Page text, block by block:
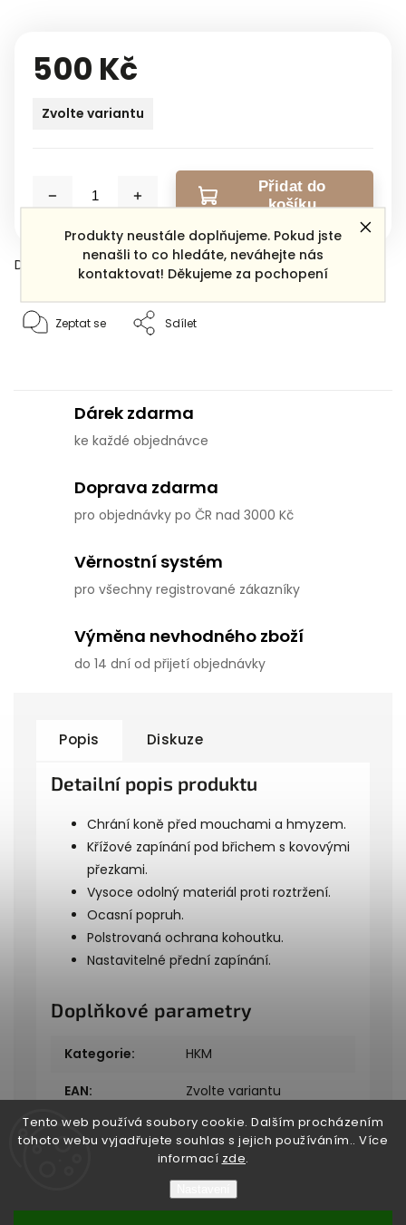
Tento web používá soubory cookie. Dalším procházením
tohoto webu vyjadřujete souhlas s jejich používáním.. Více
informací zde.
Produkty neustále doplňujeme. Pokud jste
nenašli to co hledáte, neváhejte nás
kontaktovat! Děkujeme za pochopení
500 Kč
Zvolte variantu
Přidat do
košíku
Detailní informace
Zeptat se Sdílet
Dárek zdarma
ke každé objednávce
Doprava zdarma
pro objednávky po ČR nad 3000 Kč
Věrnostní systém
pro všechny registrované zákazníky
Výměna nevhodného zboží
do 14 dní od přijetí objednávky
Popis Diskuze
Detailní popis produktu
Chrání koně před mouchami a hmyzem.
Křížové zapínání pod břichem s kovovými
přezkami.
Vysoce odolný materiál proti roztržení.
Ocasní popruh.
Polstrovaná ochrana kohoutku.
Nastavitelné přední zapínání.
Doplňkové parametry
Kategorie: HKM
EAN: Zvolte variantu
Copyright 2026Bukefalos. Všechna práva vyhrazena.